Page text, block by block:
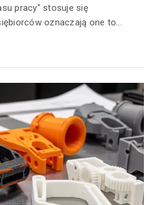
pracy" stosuje się
oznaczają one to...